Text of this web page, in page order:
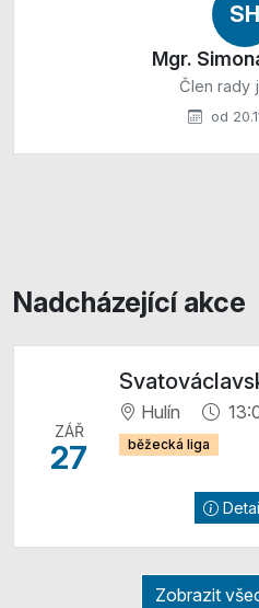
SH
Mgr.
Člen rady
od
Nadcházející akce
ZÁŘ
27
Hulín
běžecká liga
Zobrazit